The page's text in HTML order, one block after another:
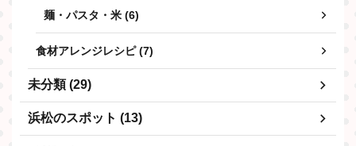
麺・パスタ・米 (6)
食材アレンジレシピ (7)
未分類 (29)
浜松のスポット (13)